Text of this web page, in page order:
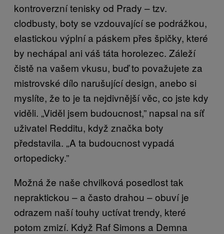
kontroverzní tenisky od Prady – tzv.
clodbusty, boty se vzdouvající se podrážkou,
elastickou výplní a páskem přes špičky, které
by nechápal ani váš táta horolezec. Záleží
čistě na vašem vkusu, buď to považujete za
mistrovské dílo narušující design, anebo si
myslíte, že to je ta nejdivnější věc, co jste kdy
viděli. „Viděl jsem budoucnost,” napsal na síť
uživatel Redditu, když značka boty
představila. „A ta budoucnost vypadá
ortopedicky.”
Možná že naše chvilková posedlost tak
nepraktickou – a často drahou – obuví je
odrazem naší touhy uctívat trendy, které
potom zmizí. Když Raf Simons a Demna